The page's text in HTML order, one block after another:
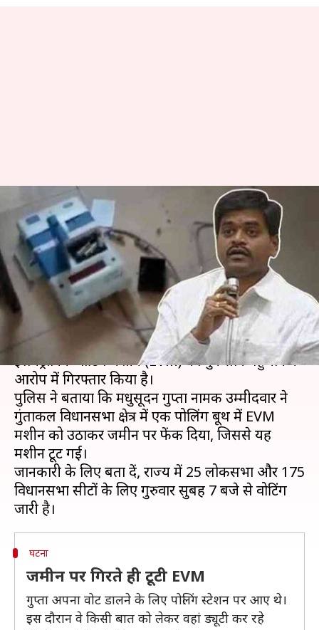
आंध्र प्रदेश: गुस्साए उम्मीदवार ने जमीन
पर पटककर तोड़ी EVM, पुलिस ने
किया गिरफ्तार
लेखन प्रमोद कुमार Apr 11, 2019 12:09 pm
क्या है खबर?
आंध्र प्रदेश पुलिस ने जन सेना पार्टी के एक उम्मीदवार को
इलेक्ट्रॉनिक वोटिंग मशीन (EVM) को नुकसान पहुंचाने के
आरोप में गिरफ्तार किया है।
पुलिस ने बताया कि मधुसूदन गुप्ता नामक उम्मीदवार ने
गुंताकल विधानसभा क्षेत्र में एक पोलिंग बूथ में EVM
मशीन को उठाकर जमीन पर फेंक दिया, जिससे यह
मशीन टूट गई।
जानकारी के लिए बता दें, राज्य में 25 लोकसभा और 175
विधानसभा सीटों के लिए गुरुवार सुबह 7 बजे से वोटिंग
घटना
जमीन पर गिरते ही टूटी EVM
गुप्ता अपना वोट डालने के लिए पोलिंग स्टेशन पर आए थे।
इस दौरान वे किसी बात को लेकर वहां ड्यूटी कर रहे